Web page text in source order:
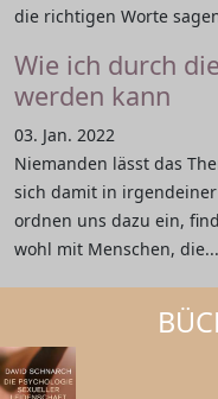
die richtigen Worte
Wie ich durch
werden kann
03. Jan. 2022
Niemanden lässt das
sich damit in
ordnen uns dazu ein,
wohl mit Menschen, die...